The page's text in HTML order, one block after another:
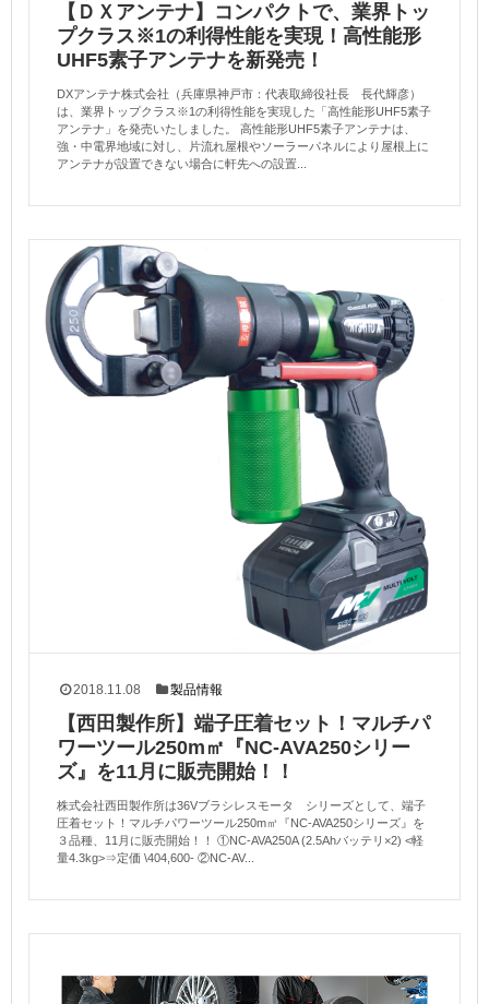
【ＤＸアンテナ】コンパクトで、業界トッ
プクラス※1の利得性能を実現！高性能形
UHF5素子アンテナを新発売！
DXアンテナ株式会社（兵庫県神戸市：代表取締役社長 長代輝彦）
は、業界トップクラス※1の利得性能を実現した「高性能形UHF5素子
アンテナ」を発売いたしました。 高性能形UHF5素子アンテナは、
強・中電界地域に対し、片流れ屋根やソーラーパネルにより屋根上に
アンテナが設置できない場合に軒先への設置...
2018.11.08 製品情報
【西田製作所】端子圧着セット！マルチパ
ワーツール250m㎡『NC-AVA250シリー
ズ』を11月に販売開始！！
株式会社西田製作所は36Vブラシレスモータ シリーズとして、端子
圧着セット！マルチパワーツール250m㎡『NC-AVA250シリーズ』を
３品種、11月に販売開始！！ ①NC-AVA250A (2.5Ahバッテリ×2) <軽
量4.3kg>⇒定価 \404,600- ②NC-AV...